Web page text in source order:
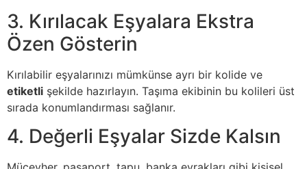
3. Kırılacak Eşyalara Ekstra
Özen Gösterin
Kırılabilir eşyalarınızı mümkünse ayrı bir kolide ve
etiketli şekilde hazırlayın. Taşıma ekibinin bu kolileri üst
sırada konumlandırması sağlanır.
4. Değerli Eşyalar Sizde Kalsın